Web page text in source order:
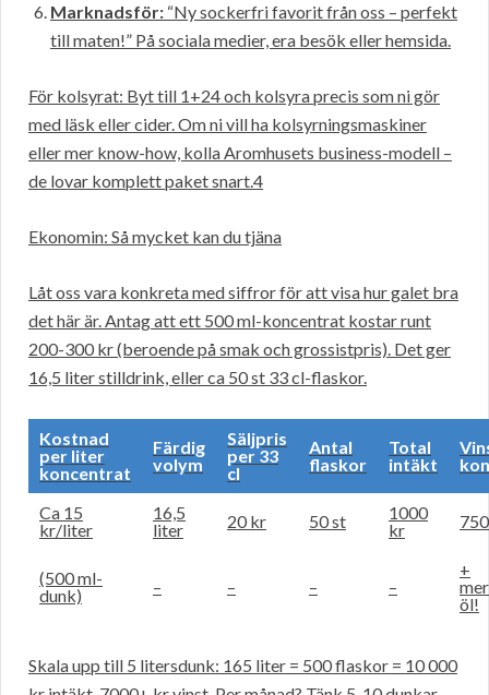
Marknadsför: “Ny sockerfri favorit från oss – perfekt
till maten!” På sociala medier, era besök eller hemsida.
För kolsyrat: Byt till 1+24 och kolsyra precis som ni gör
med läsk eller cider. Om ni vill ha kolsyrningsmaskiner
eller mer know-how, kolla Aromhusets business-modell –
de lovar komplett paket snart.4
Ekonomin: Så mycket kan du tjäna
Låt oss vara konkreta med siffror för att visa hur galet bra
det här är. Antag att ett 500 ml-koncentrat kostar runt
200-300 kr (beroende på smak och grossistpris). Det ger
16,5 liter stilldrink, eller ca 50 st 33 cl-flaskor.
Kostnad
per liter
koncentrat
Färdig
volym
Säljpris
per 33
cl
Antal
flaskor
Total
intäkt
Ca 15
kr/liter
16,5
liter
20 kr 50 st
1000
kr
(500 ml-
dunk)
– – – –
+
öl!
Skala upp till 5 litersdunk: 165 liter = 500 flaskor = 10 000